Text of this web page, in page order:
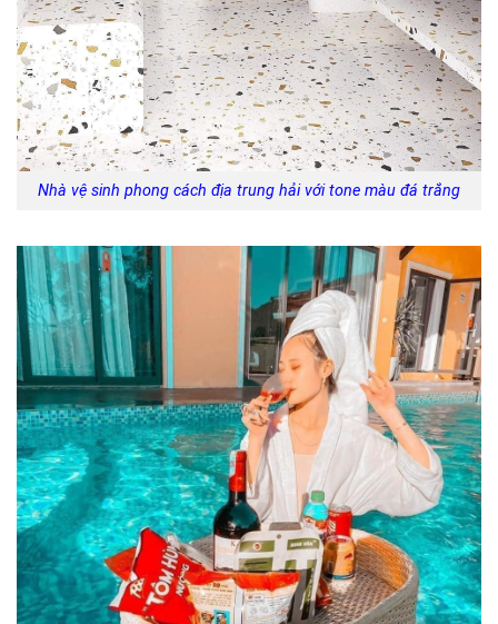
Nhà vệ sinh phong cách địa trung hải với tone màu đá trắng